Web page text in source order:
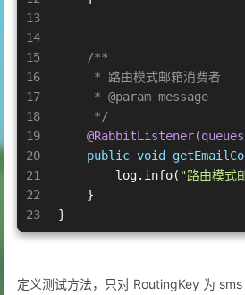
41
42
43
44
45
46
47
48
49
50
51
52
     * 邮箱队列绑定到交换机
     *
@param
     *
@param
     *
     */
@Bean
public Binding
    }
}
13
14
15
16
17
18
19
20
21
22
23
/**
     * 路由模式邮箱消费者
     *
@param message
     */
public void
        log.info(
"路由模式
    }
}
定义测试方法，只对 RoutingKey 为